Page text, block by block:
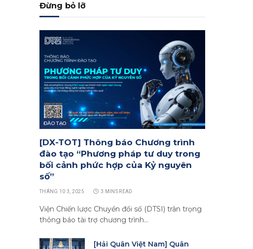
Đừng bỏ lỡ
ĐÀO TẠO
[DX-TOT] Thông báo Chương trình
đào tạo “Phương pháp tư duy trong
bối cảnh phức hợp của Kỷ nguyên
số”
THÁNG 10 3, 2025 3 MINS READ
Viện Chiến lược Chuyển đổi số (DTSI) trân trọng
thông báo tài trợ chương trình…
[Hải Quân Việt Nam] Quân